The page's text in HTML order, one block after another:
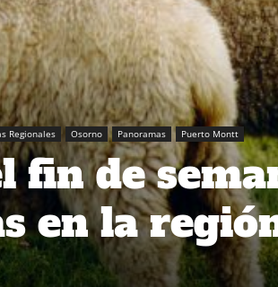
Regionales Osorno Panoramas Puerto Montt
fin de
en la